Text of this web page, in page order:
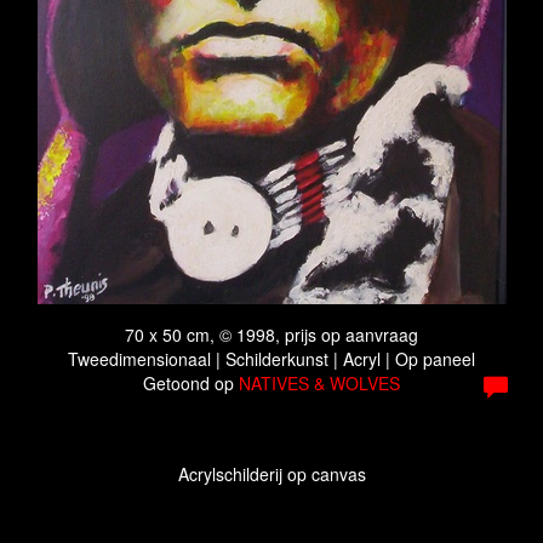
70 x 50 cm, © 1998, prijs op aanvraag
Tweedimensionaal | Schilderkunst | Acryl | Op paneel
Getoond op NATIVES & WOLVES
Acrylschilderij op canvas